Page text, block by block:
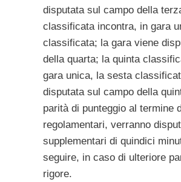
disputata sul campo della
classificata incontra, in gara
classificata; la gara viene
della quarta; la quinta
gara unica, la sesta
disputata sul campo della
parità di punteggio al termine
regolamentari, verranno
supplementari di quindici
seguire, in caso di ulteriore
rigore.